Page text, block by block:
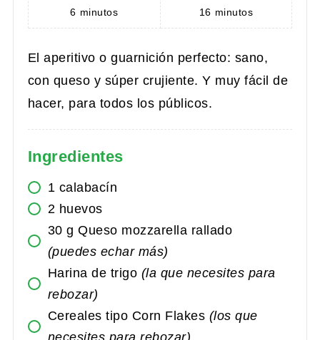
6 minutos 16 minutos
El aperitivo o guarnición perfecto: sano,
con queso y súper crujiente. Y muy fácil de
hacer, para todos los públicos.
Ingredientes
1 calabacín
2 huevos
30 g Queso mozzarella rallado
(puedes echar más)
Harina de trigo (la que necesites para
rebozar)
Cereales tipo Corn Flakes (los que